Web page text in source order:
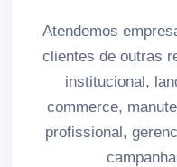
Atendemos
clientes de outras
institucional,
commerce,
profissional,